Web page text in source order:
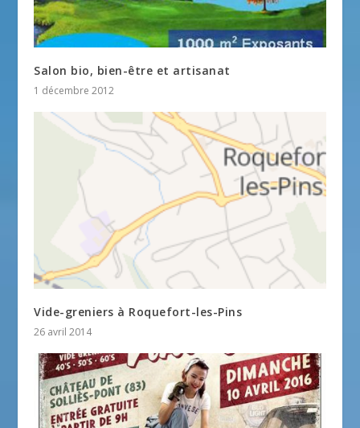
Salon bio, bien-être et artisanat
1 décembre 2012
Vide-greniers à Roquefort-les-Pins
26 avril 2014